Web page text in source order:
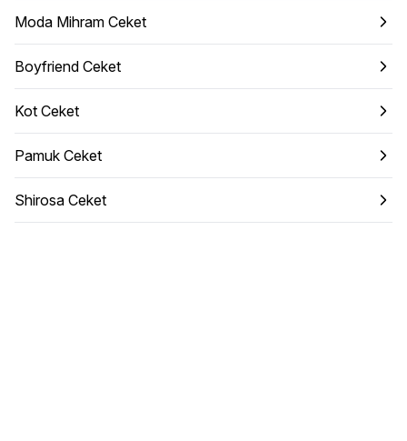
Moda Mihram Ceket
Boyfriend Ceket
Kot Ceket
Pamuk Ceket
Shirosa Ceket